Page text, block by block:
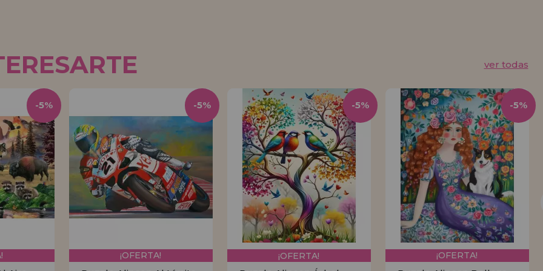
ver todas
-5%
¡OFERTA!
-5%
¡OFERTA!
-5%
¡OFERTA!
-5%